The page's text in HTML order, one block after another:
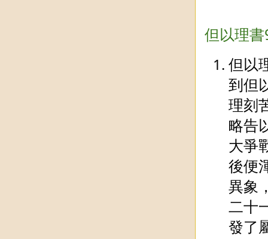
但以理
但以
到但
理刻
略告
大爭
後便
異象
二十
發了